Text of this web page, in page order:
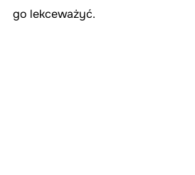
go lekceważyć.